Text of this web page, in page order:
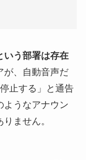
いう部署は存在
が、自動音声だ
止する」と通告
ようなアナウン
ません。